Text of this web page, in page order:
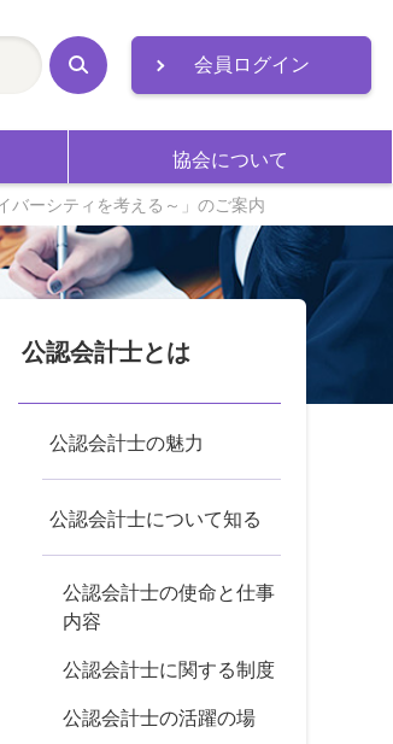
会員ログイン
協会について
検
索
ーシティを考える～」のご案内
公認会計士とは
公認会計士の魅力
公認会計士について知る
公認会計士の使命と仕事
内容
公認会計士に関する制度
公認会計士の活躍の場